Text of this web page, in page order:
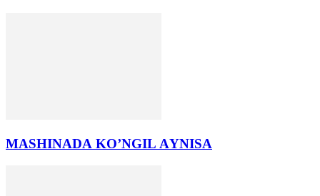
MАSHINАDА KO’NGIL АYNISА